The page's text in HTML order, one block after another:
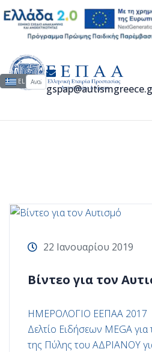
Επιλέξτε τη γλώσσα σας
EL Αναζήτηση...
Άρθρα &
Βίντεο για τον
22 Ιανουαρίου 2019
ΗΜΕΡΟΛΟΓΙΟ ΕΕΠΑΑ 2017
Δελτίο Ειδήσεων MEGA
της Πύλης του ΑΔΡΙΑΝΟΥ